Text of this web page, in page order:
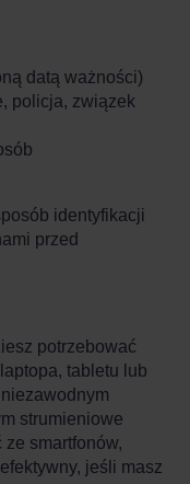
datą ważności)
policja, związek
identyfikacji
przed
potrzebować
tabletu lub
strumieniowe
ze smartfonów,
jeśli masz